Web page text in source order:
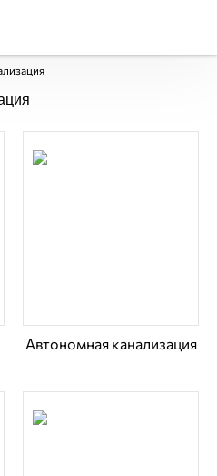
Автономная канализация